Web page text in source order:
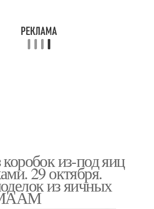
из-под яиц
29 октября.
из яичных
МААМ